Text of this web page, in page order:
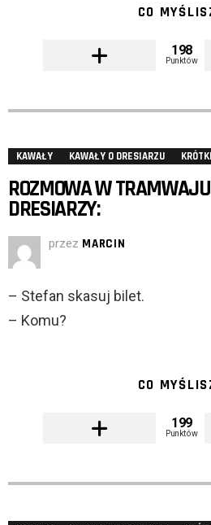
CO
198
Punktów
KAWAŁY KAWAŁY O DRESIARZU
ROZMOWA W
DRESIARZY:
przez MARCIN
– Stefan skasuj bilet.
– Komu?
CO
199
Punktów